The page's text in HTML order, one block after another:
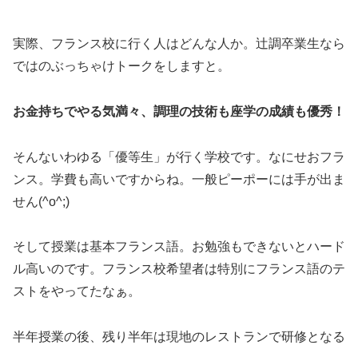
実際、フランス校に行く人はどんな人か。辻調卒業生なら
ではのぶっちゃけトークをしますと。
お金持ちでやる気満々、調理の技術も座学の成績も優秀！
そんないわゆる「優等生」が行く学校です。なにせおフラ
ンス。学費も高いですからね。一般ピーポーには手が出ま
せん(^o^;)
そして授業は基本フランス語。お勉強もできないとハード
ル高いのです。フランス校希望者は特別にフランス語のテ
ストをやってたなぁ。
半年授業の後、残り半年は現地のレストランで研修となる